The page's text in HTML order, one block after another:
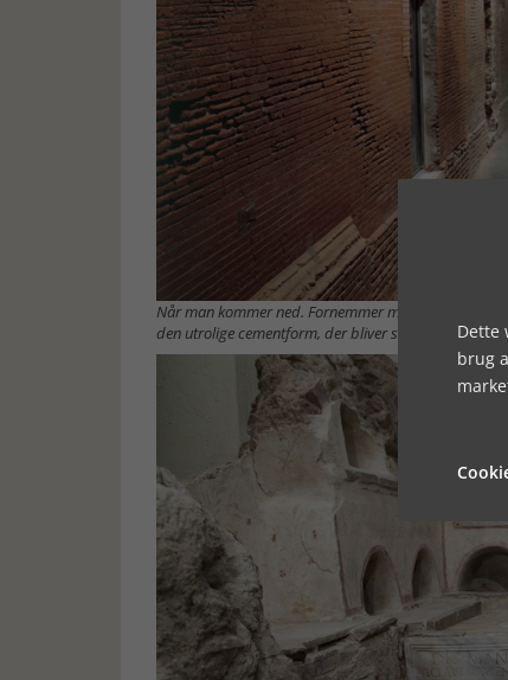
Når man kommer ned. Fornemmer man tydeligt,
den utrolige cementform, der bliver stærkere, når de
Dette
brug